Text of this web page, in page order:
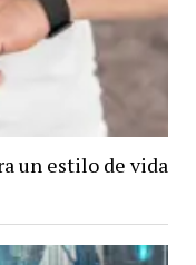
un estilo de vida